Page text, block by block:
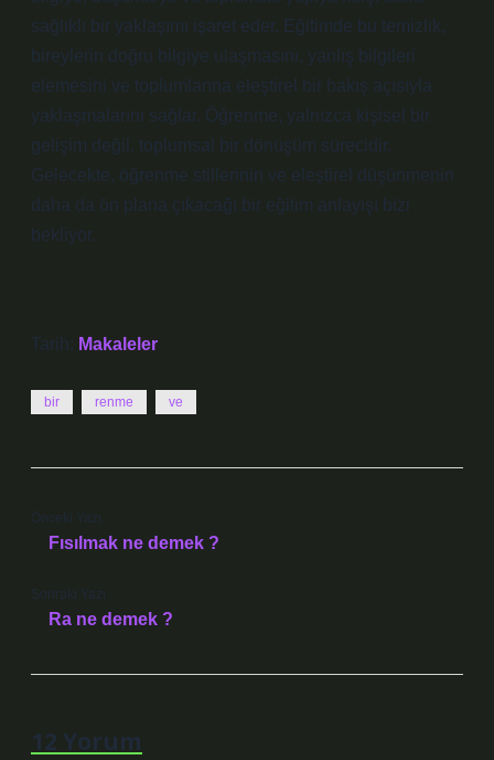
sağlıklı bir yaklaşımı işaret eder. Eğitimde bu temizlik,
bireylerin doğru bilgiye ulaşmasını, yanlış bilgileri
elemesini ve toplumlarına eleştirel bir bakış açısıyla
yaklaşmalarını sağlar. Öğrenme, yalnızca kişisel bir
gelişim değil, toplumsal bir dönüşüm sürecidir.
Gelecekte, öğrenme stillerinin ve eleştirel düşünmenin
daha da ön plana çıkacağı bir eğitim anlayışı bizi
bekliyor.
Tarih: Makaleler
bir renme ve
Önceki Yazı
Fısılmak ne demek ?
Sonraki Yazı
Ra ne demek ?
12 Yorum